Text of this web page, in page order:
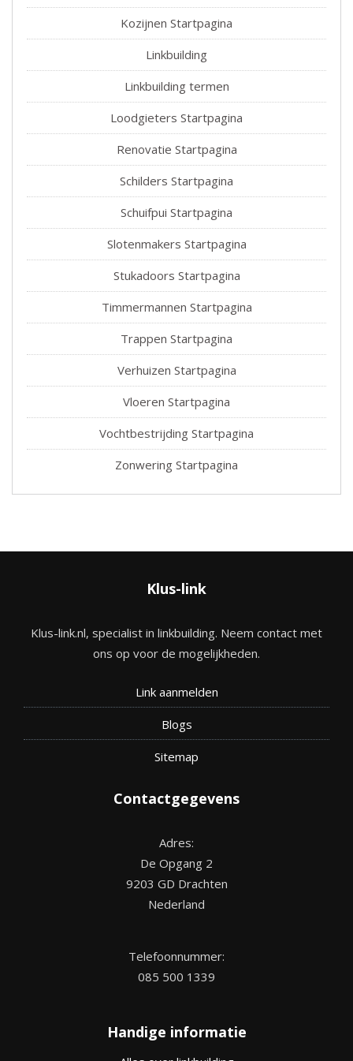
Kozijnen Startpagina
Linkbuilding
Linkbuilding termen
Loodgieters Startpagina
Renovatie Startpagina
Schilders Startpagina
Schuifpui Startpagina
Slotenmakers Startpagina
Stukadoors Startpagina
Timmermannen Startpagina
Trappen Startpagina
Verhuizen Startpagina
Vloeren Startpagina
Vochtbestrijding Startpagina
Zonwering Startpagina
Klus-link
Klus-link.nl, specialist in linkbuilding. Neem contact met
ons op voor de mogelijkheden.
Link aanmelden
Blogs
Sitemap
Contactgegevens
Adres:
De Opgang 2
9203 GD Drachten
Nederland
Telefoonnummer:
085 500 1339
Handige informatie